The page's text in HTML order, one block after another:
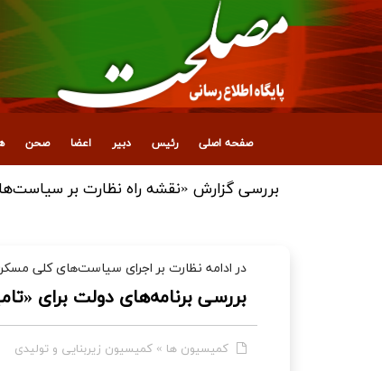
صفحه اصلی رئیس دبیر اعضا صحن
بررسی گزارش «نقشه راه نظارت بر
در ادامه نظارت بر اجرای سیاست‌های کلی
بررسی برنامه‌های دولت برای
کمیسیون ها » کمیسیون زیربنایی و تولیدی